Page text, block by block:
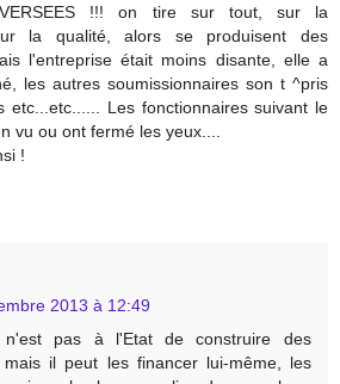
VERSEES !!! on tire sur tout, sur la
la qualité, alors se produisent des
l'entreprise était moins disante, elle a
les autres soumissionnaires son t ^pris
etc...etc...... Les fonctionnaires suivant le
vu ou ont fermé les yeux....
!
2013 à 12:49
n'est pas à l'Etat de construire des
mais il peut les financer lui-même, les